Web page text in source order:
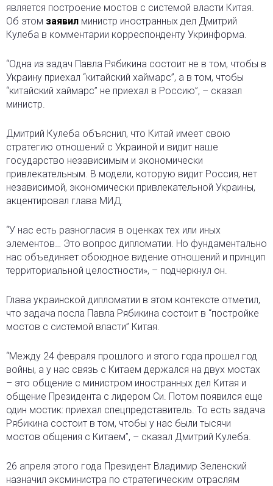
является построение мостов с системой власти Китая.
Об этом заявил министр иностранных дел Дмитрий
Кулеба в комментарии корреспонденту Укринформа.
“Одна из задач Павла Рябикина состоит не в том, чтобы в
Украину приехал “китайский хаймарс”, а в том, чтобы
“китайский хаймарс” не приехал в Россию”, – сказал
министр.
Дмитрий Кулеба объяснил, что Китай имеет свою
стратегию отношений с Украиной и видит наше
государство независимым и экономически
привлекательным. В модели, которую видит Россия, нет
независимой, экономически привлекательной Украины,
акцентировал глава МИД.
“У нас есть разногласия в оценках тех или иных
элементов… Это вопрос дипломатии. Но фундаментально
нас объединяет обоюдное видение отношений и принцип
территориальной целостности», – подчеркнул он.
Глава украинской дипломатии в этом контексте отметил,
что задача посла Павла Рябикина состоит в “постройке
мостов с системой власти” Китая.
“Между 24 февраля прошлого и этого года прошел год
войны, а у нас связь с Китаем держался на двух мостах
– это общение с министром иностранных дел Китая и
общение Президента с лидером Си. Потом появился еще
один мостик: приехал спецпредставитель. То есть задача
Рябикина состоит в том, чтобы у нас были тысячи
мостов общения с Китаем”, – сказал Дмитрий Кулеба.
26 апреля этого года Президент Владимир Зеленский
назначил эксминистра по стратегическим отраслям